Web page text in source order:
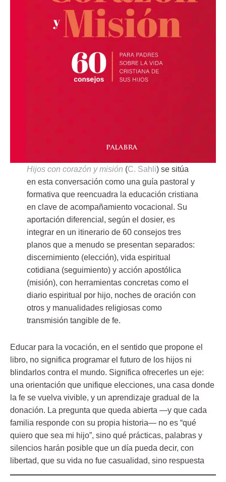
Hijos con corazón y misión (C. Sahli) se sitúa
en esta conversación como una guía pastoral y
formativa que reencuadra la educación cristiana
en clave de acompañamiento vocacional. Su
aportación diferencial, según el dosier, es
integrar en un itinerariode 60 consejos tres
planos que a menudo se presentan separados:
discernimiento (elección), vida espiritual
cotidiana (seguimiento) y acción apostólica
(misión), con herramientas concretas como el
diario espiritual por hijo, noches de oración con
otros y manualidades religiosas como
transmisión tangible de fe.
Educar para la vocación, en el sentido que propone el
libro, no significa programar el futuro de los hijos ni
blindarlos contra el mundo. Significa ofrecerles un eje:
una orientación que unifique elecciones, una casa donde
la fe se vuelva vivible, y un aprendizaje gradual de la
donación. La pregunta que queda abierta —y que cada
familia responde con su propia historia— no es “qué
quiero que sea mi hijo”, sino qué prácticas, palabras y
silencios harán posible que un día pueda decir, con
libertad, que su vida no fue casualidad, sino respuesta